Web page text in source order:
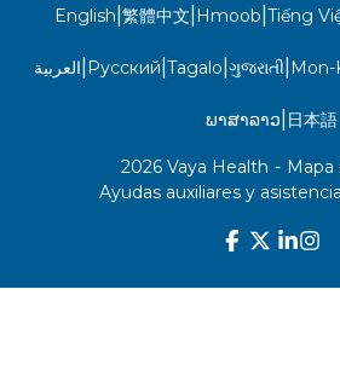
English 繁體中文 Hmoob Tiếng
العربية Русский Tagalo ગુજરાતી
ພາສາລາວ 日本語
2026 Vaya Health - Mapa
Ayudas auxiliares y